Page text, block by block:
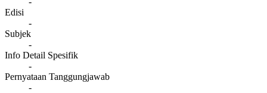
Edisi
-
Subjek
-
Info Detail Spesifik
-
Pernyataan Tanggungjawab
-